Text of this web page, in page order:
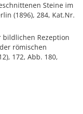
Steine im
(1896), 284, Kat.Nr.
bildlichen Rezeption
römischen
172, Abb. 180,